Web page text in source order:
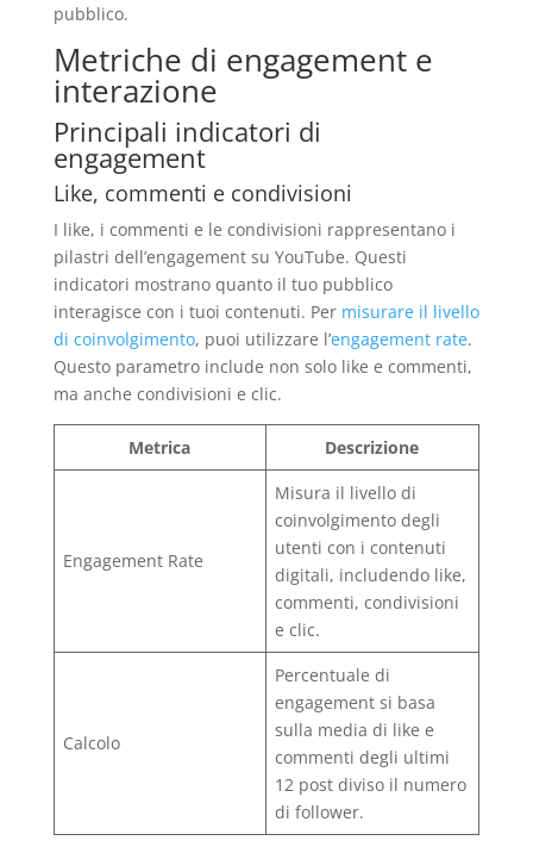
pubblico.
Metriche di engagement e
interazione
Principali indicatori di
engagement
Like, commenti e condivisioni
I like, i commenti e le condivisioni rappresentano i
pilastri dell’engagement su YouTube. Questi
indicatori mostrano quanto il tuo pubblico
interagisce con i tuoi contenuti. Per misurare il livello
di coinvolgimento, puoi utilizzare l’engagement rate.
Questo parametro include non solo like e commenti,
ma anche condivisioni e clic.
Metrica Descrizione
Engagement Rate
Misura il livello di
coinvolgimento degli
utenti con i contenuti
digitali, includendo like,
commenti, condivisioni
e clic.
Calcolo
Percentuale di
engagement si basa
sulla media di like e
commenti degli ultimi
12 post diviso il numero
di follower.